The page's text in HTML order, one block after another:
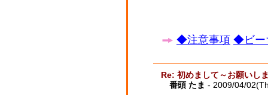
◆注意事項 ◆ビー
Re: 初めまして～お願いし
番頭 たま - 2009/04/